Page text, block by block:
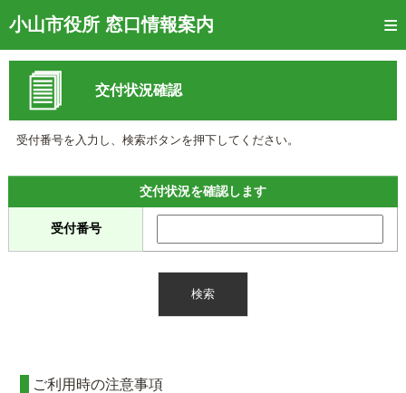
小山市役所 窓口情報案内
トップページ
窓口混雑状況
待ち状況確認
メール通知登録
混雑予想カレンダー
交付状況確認
受付番号を入力し、検索ボタンを押下してください。
交付状況を確認します
受付番号
ご利用時の注意事項